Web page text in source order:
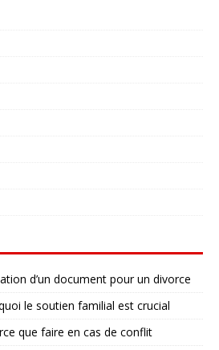
d’un document pour un divorce
le soutien familial est crucial
que faire en cas de conflit